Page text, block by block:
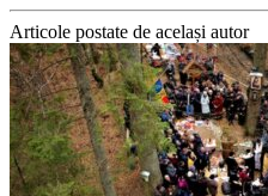
Articole postate de același autor